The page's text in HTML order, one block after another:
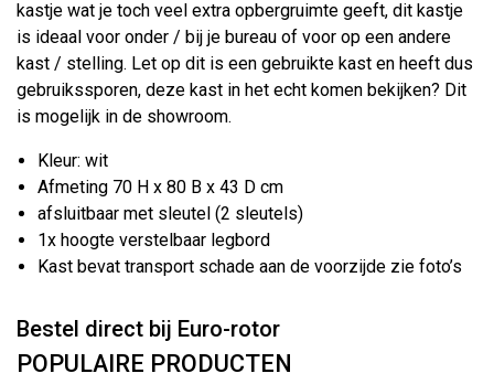
kastje wat je toch veel extra opbergruimte geeft, dit kastje
is ideaal voor onder / bij je bureau of voor op een andere
kast / stelling. Let op dit is een gebruikte kast en heeft dus
gebruikssporen, deze kast in het echt komen bekijken? Dit
is mogelijk in de showroom.
Kleur: wit
Afmeting 70 H x 80 B x 43 D cm
afsluitbaar met sleutel (2 sleutels)
1x hoogte verstelbaar legbord
Kast bevat transport schade aan de voorzijde zie foto’s
Bestel direct bij Euro-rotor
POPULAIRE PRODUCTEN